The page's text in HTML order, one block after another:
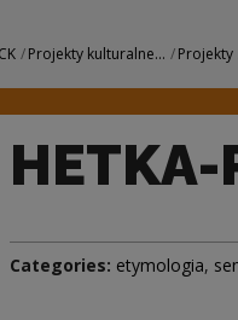
|
Projekty kulturalne... Projekty
HETKA-
Categories: etymologia,